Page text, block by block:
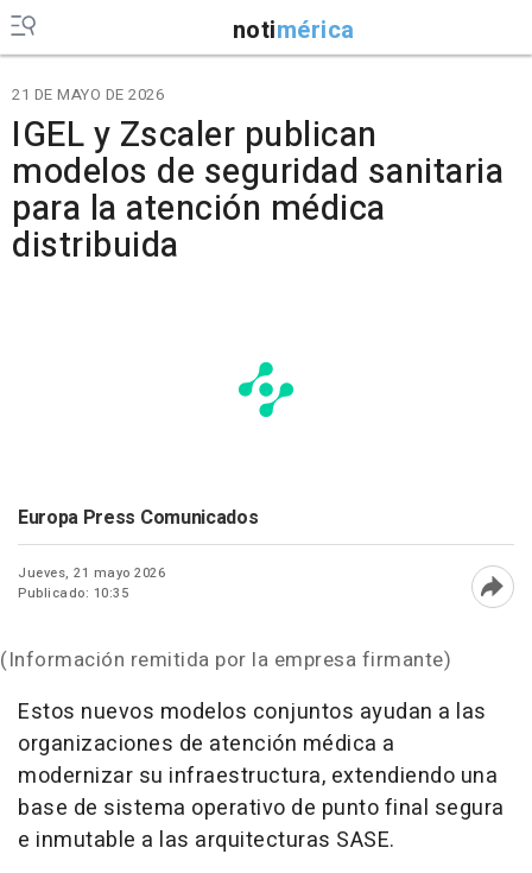
notimérica
21 DE MAYO DE 2026
IGEL y Zscaler publican
modelos de seguridad sanitaria
para la atención médica
distribuida
Europa Press Comunicados
Jueves, 21 mayo 2026
Publicado: 10:35
(Información remitida por la empresa firmante)
Estos nuevos modelos conjuntos ayudan a las
organizaciones de atención médica a
modernizar su infraestructura, extendiendo una
base de sistema operativo de punto final segura
e inmutable a las arquitecturas SASE.